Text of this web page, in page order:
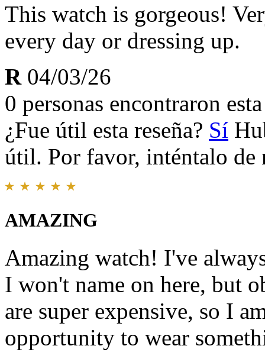
This watch is gorgeous!
every day or dressing up.
R 04/03/26
0 personas encontraron
¿Fue útil esta reseña? Sí
útil. Por favor, inténtalo de
AMAZING
Amazing watch! I've
I won't name on here, but
are super expensive, so I
opportunity to wear